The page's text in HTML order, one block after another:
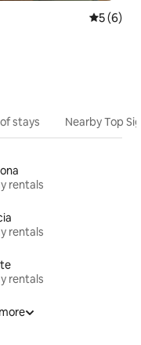
5 out of
5 (6)
stays Nearby Top
rentals
rentals
rentals